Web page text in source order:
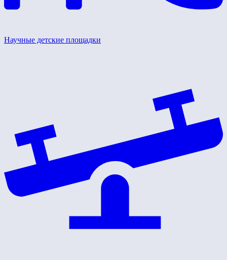
Научные детские площадки